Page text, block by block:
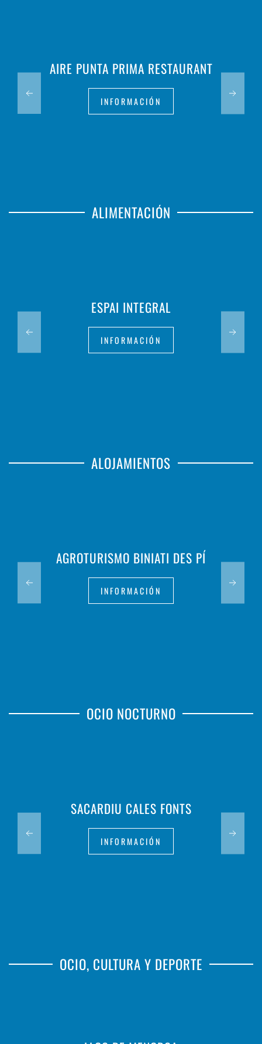
AIRE PUNTA PRIMA RESTAURANT
INFORMACIÓN
ALIMENTACIÓN
ESPAI INTEGRAL
INFORMACIÓN
ALOJAMIENTOS
AGROTURISMO BINIATI DES PÍ
INFORMACIÓN
OCIO NOCTURNO
SACARDIU CALES FONTS
INFORMACIÓN
OCIO, CULTURA Y DEPORTE